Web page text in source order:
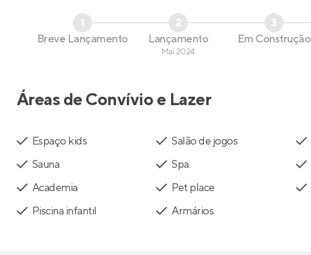
1
Breve Lançamento
2
Lançamento
Mai 2024
3
Em Construção
Áreas de Convívio e Lazer
Espaço kids Salão de jogos
Sauna
Spa
Academia
Pet place
Piscina infantil
Armários